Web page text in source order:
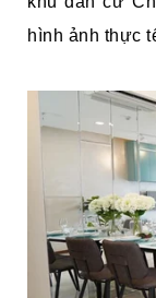
hình ảnh thực